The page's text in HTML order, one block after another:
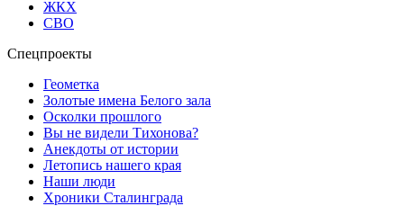
ЖКХ
СВО
Спецпроекты
Геометка
Золотые имена Белого зала
Осколки прошлого
Вы не видели Тихонова?
Анекдоты от истории
Летопись нашего края
Наши люди
Хроники Сталинграда